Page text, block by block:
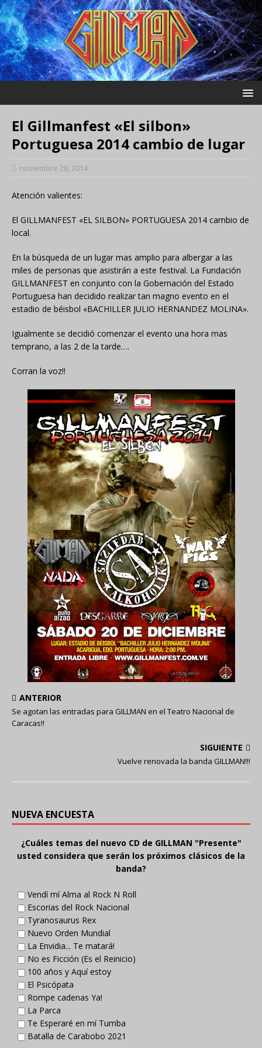
El Gillmanfest «El silbon»
Portuguesa 2014 cambio de lugar
noviembre 26, 2014
Atención valientes:
El GILLMANFEST «EL SILBON» PORTUGUESA 2014 cambio de
local.
En la búsqueda de un lugar mas amplio para albergar a las
miles de personas que asistirán a este festival. La Fundación
GILLMANFEST en conjunto con la Gobernación del Estado
Portuguesa han decidido realizar tan magno evento en el
estadio de béisbol «BACHILLER JULIO HERNANDEZ MOLINA».
Igualmente se decidió comenzar el evento una hora mas
temprano, a las 2 de la tarde….
Corran la voz!!
ANTERIOR
Se agotan las entradas para GILLMAN en el Teatro Nacional de
Caracas!!
SIGUIENTE
Vuelve renovada la banda GILLMAN!!!
NUEVA ENCUESTA
¿Cuáles temas del nuevo CD de GILLMAN "Presente"
usted considera que serán los próximos clásicos de la
banda?
Vendí mí Alma al Rock N Roll
Escorias del Rock Nacional
Tyranosaurus Rex
Nuevo Orden Mundial
La Envidia... Te matará!
No es Ficción (Es el Reinicio)
100 años y Aquí estoy
El Psicópata
Rompe cadenas Ya!
La Parca
Te Esperaré en mí Tumba
Batalla de Carabobo 2021